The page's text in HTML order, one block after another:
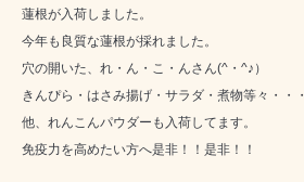
蓮根が入荷しました。
今年も良質な蓮根が採れました。
穴の開いた、れ・ん・こ・んさん(^・^♪）
きんぴら・はさみ揚げ・サラダ・煮物等々・・・
他、れんこんパウダーも入荷してます。
免疫力を高めたい方へ是非！！是非！！